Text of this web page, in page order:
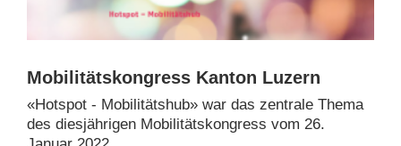
Mobilitätskongress Kanton Luzern
«Hotspot - Mobilitätshub» war das zentrale Thema
des diesjährigen Mobilitätskongress vom 26.